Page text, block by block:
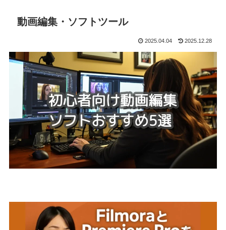
動画編集・ソフトツール
2025.04.04 2025.12.28